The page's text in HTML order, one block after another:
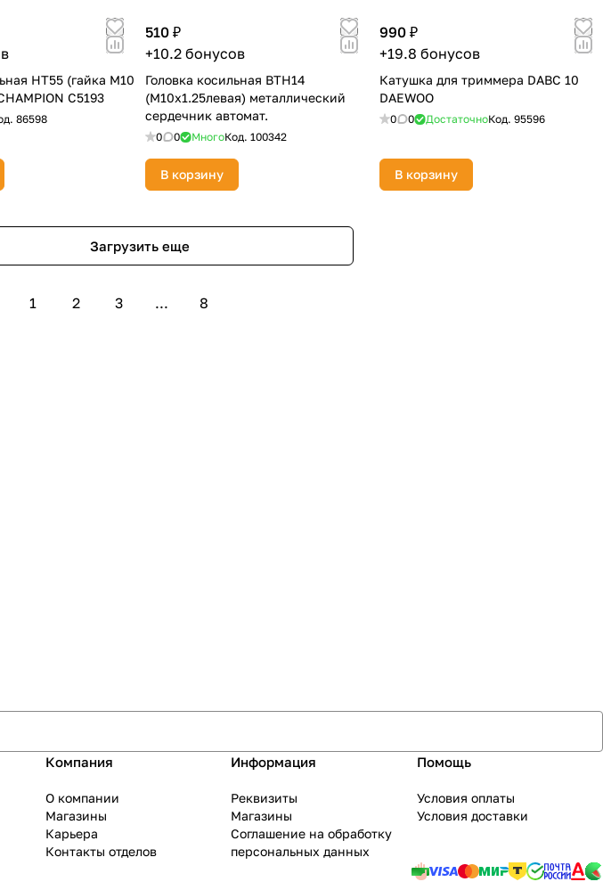
НТ55 (гайка М10
C5193
86598
510 ₽
+10.2 бонусов
Головка косильная BTH14
(M10x1.25левая) металлический
сердечник автомат.
0 0 МногоКод. 100342
В корзину
990 ₽
+19.8 бонусов
Катушка для триммера DABC 10
DAEWOO
0 0 ДостаточноКод. 95596
В корзину
Загрузить еще
1 2 3 ... 8
Компания
О компании
Магазины
Карьера
Контакты отделов
Информация
Реквизиты
Магазины
Соглашение на обработку
персональных данных
Помощь
Условия оплаты
Условия доставки